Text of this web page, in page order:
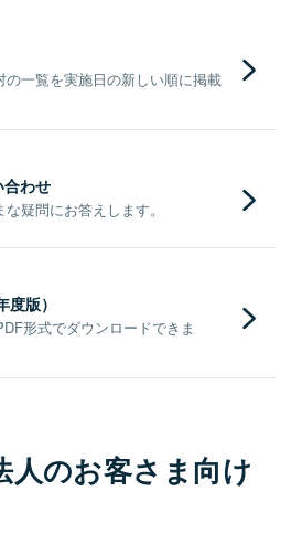
一覧を実施日の新しい順に掲載
合わせ
疑問にお答えします。
版）
形式でダウンロードできま
人のお客さま向け